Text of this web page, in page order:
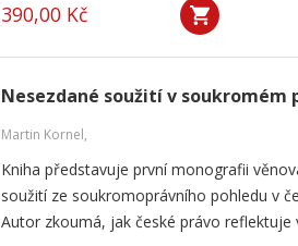
390,00 Kč
Nesezdané soužití v soukromém
Martin Kornel,
Kniha představuje první monografii
soužití ze soukromoprávního pohledu v
Autor zkoumá, jak české právo reflektuje